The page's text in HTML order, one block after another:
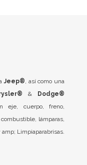
Jeep®, así como una
&
Dodge®
eje, cuerpo, freno,
lámparas,
Limpiaparabrisas.